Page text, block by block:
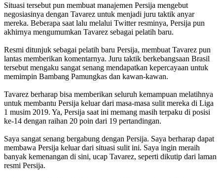
Situasi tersebut pun membuat manajemen Persija mengebut
negosiasinya dengan Tavarez untuk menjadi juru taktik anyar
mereka. Beberapa saat lalu melalui Twitter resminya, Persija pun
akhirnya mengumumkan Tavarez sebagai pelatih baru.
Resmi ditunjuk sebagai pelatih baru Persija, membuat Tavarez pun
lantas memberikan komentarnya. Juru taktik berkebangsaan Brasil
tersebut mengaku sangat senang mendapatkan kepercayaan untuk
memimpin Bambang Pamungkas dan kawan-kawan.
Tavarez berharap bisa memberikan seluruh kemampuan melatihnya
untuk membantu Persija keluar dari masa-masa sulit mereka di Liga
1 musim 2019. Ya, Persija saat ini memang masih terpaku di posisi
ke-14 dengan raihan 20 poin dari 19 pertandingan.
Saya sangat senang bergabung dengan Persija. Saya berharap dapat
membawa Persija keluar dari situasi sulit ini. Saya ingin meraih
banyak kemenangan di sini, ucap Tavarez, seperti dikutip dari laman
resmi Persija.